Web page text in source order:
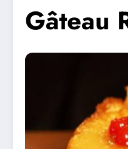
Gâteau